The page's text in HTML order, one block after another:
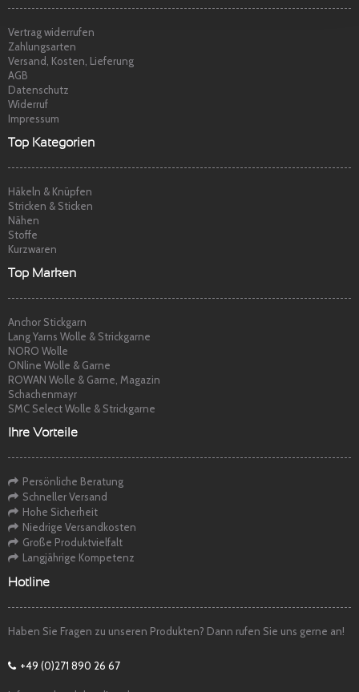
Marina S.am22.04.2014
Vertrag widerrufen
Zahlungsarten
Versand, Kosten, Lieferung
AGB
Datenschutz
Widerruf
Impressum
Top Kategorien
Häkeln & Knüpfen
Stricken & Sticken
Nähen
Stoffe
Kurzwaren
Top Marken
Anchor Stickgarn
Lang Yarns Wolle & Strickgarne
NORO Wolle
ONline Wolle & Garne
ROWAN Wolle & Garne, Magazin
Schachenmayr
SMC Select Wolle & Strickgarne
Ihre Vorteile
Persönliche Beratung
Schneller Versand
Hohe Sicherheit
Niedrige Versandkosten
Große Produktvielfalt
Langjährige Kompetenz
Hotline
Haben Sie Fragen zu unseren Produkten? Dann rufen Sie uns gerne an!
+49 (0)271 890 26 67